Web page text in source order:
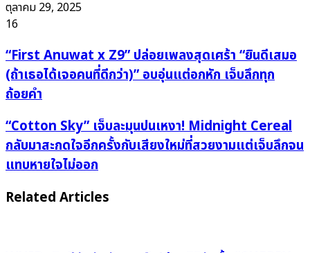
ตุลาคม 29, 2025
16
“First
Anuwat
x
Z9”
ปล่อย
เพลง
สุด
เศร้า
เสมอ
“First Anuwat x Z9” ปล่อยเพลงสุดเศร้า “ยินดีเสมอ
(ถ้าเธอได้เจอคนที่ดีกว่า)” อบอุ่นแต่อกหัก เจ็บลึกทุก
ถ้อยคำ
“Cotton
Sky”
เจ็บ
ละมุน
ปน
เหงา!
“Cotton Sky” เจ็บละมุนปนเหงา! Midnight Cereal
กลับมาสะกดใจอีกครั้งกับเสียงใหม่ที่สวยงามแต่เจ็บลึกจน
แทบหายใจไม่ออก
Related Articles